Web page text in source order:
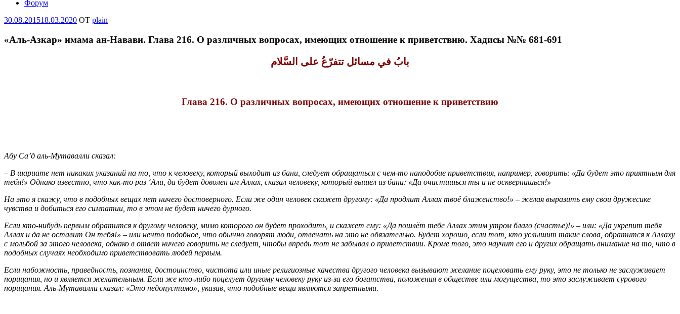
Форум
Опубликовано
30.08.201518.03.2020 OT plain
«Аль-Азкар» имама ан-Навави. Глава 216. О различных вопросах, имеющих отношение к приветствию. Хадисы №№ 681-691
بابُ في مسائل تتفرّعُ على السَّلام
Глава 216. О различных вопросах, имеющих отношение к приветствию
Абу Са’д аль-Мутавалли сказал:
– В шариате нет никаких указаний на то, что к человеку, который выходит из бани, следует обращаться с чем-то наподобие приветствия, например, говорить: «Да будет это приятным для
тебя!» Однако известно, что как-то раз ‘Али, да будет доволен им Аллах, сказал человеку, который вышел из бани: «Да очистишься ты и не осквернишься!»
На это я скажу, что в подобных вещах нет ничего достоверного. Если же один человек скажет другому: «Да продлит Аллах твоё блаженство!» – желая выразить ему свои дружесике
чувства и добиться его симпатии, то в этом не будет ничего дурного.
Если кто-нибудь первым обратится к другому человеку, мимо которого он будет проходить, и скажет ему: «Да пошлёт тебе Аллах этим утром благо (счастье)!» – или: «Да укрепит тебя
Аллах и да не оставит Он тебя!» – или нечто подобное, что обычно говорят люди, отвечать на это не обязательно. Будет хорошо, если тот, кто услышит такие слова, обратится к Аллаху
с мольбой за этого человека, однако в ответ ничего говорить не следует, чтобы впредь тот не забывал о приветствии. Кроме того, это научит его и других обращать внимание на то, что в
подобных случаях необходимо приветствовать людей первым.
Если набожность, праведность, познания, достоинство, чистота или иные религиозные качества другого человека вызывают желание поцеловать ему руку, это не только не заслуживает
порицания, но и является желательным. Если же кто-либо поцелует другому человеку руку из-за его богатства, положения в обществе или могущества, то это заслуживает сурового
порицания. Аль-Мутавалли сказал: «Это недопустимо», указав, что подобные вещи являются запретными.